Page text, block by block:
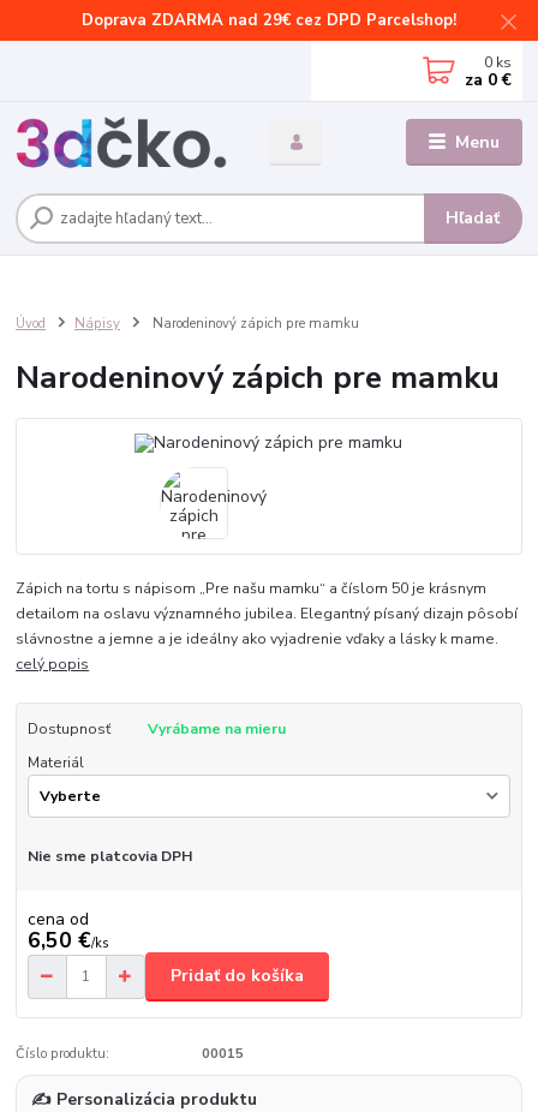
Doprava ZDARMA nad 29€ cez DPD Parcelshop!
Menu
Hľadať
0 ks
za 0 €
Úvod Nápisy Narodeninový zápich pre mamku
Narodeninový zápich pre mamku
Zápich na tortu s nápisom „Pre našu mamku“ a číslom 50 je krásnym
detailom na oslavu významného jubilea. Elegantný písaný dizajn pôsobí
slávnostne a jemne a je ideálny ako vyjadrenie vďaky a lásky k mame.
celý popis
Dostupnosť
Vyrábame na mieru
Materiál
Nie sme platcovia DPH
cena od
6,50 €/ks
Pridať do košíka
Číslo produktu: 00015
✍️ Personalizácia produktu